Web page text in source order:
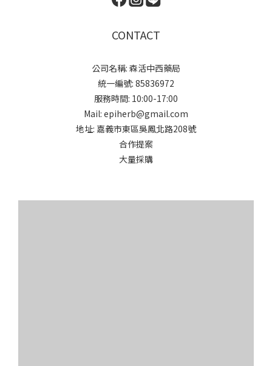
CONTACT
公司名稱: 森活中西藥局
統一編號: 85836972
服務時間: 10:00-17:00
Mail: epiherb@gmail.com
地址: 嘉義市東區吳鳳北路208號
合作提案
大量採購